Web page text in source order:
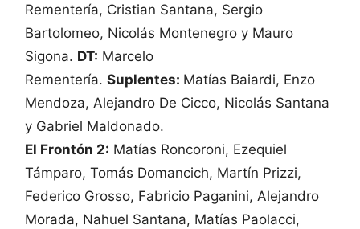
Rementería, Cristian Santana, Sergio
Bartolomeo, Nicolás Montenegro y Mauro
Sigona. DT: Marcelo
Rementería. Suplentes: Matías Baiardi, Enzo
Mendoza, Alejandro De Cicco, Nicolás Santana
y Gabriel Maldonado.
El Frontón 2: Matías Roncoroni, Ezequiel
Támparo, Tomás Domancich, Martín Prizzi,
Federico Grosso, Fabricio Paganini, Alejandro
Morada, Nahuel Santana, Matías Paolacci,